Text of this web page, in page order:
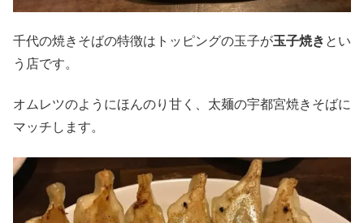
千代の焼きそばの特徴はトッピングの玉子が玉子焼き とい
う店です。
オムレツのようにほんのり甘く、太麺の宇都宮焼きそばに
マッチします。